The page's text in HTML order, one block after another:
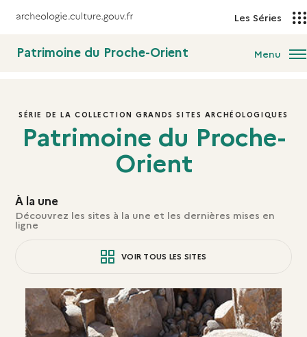
Les Séries
Patrimoine du Proche-Orient Menu
SÉRIE DE LA COLLECTION GRANDS SITES ARCHÉOLOGIQUES
Patrimoine du Proche-
Orient
À la une
Découvrez les sites à la une et les dernières mises en
ligne
VOIR TOUS LES SITES